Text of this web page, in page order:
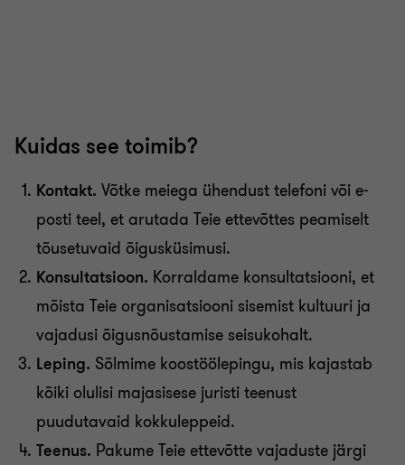
Kuidas see toimib?
Kontakt. Võtke meiega ühendust telefoni või e-
posti teel, et arutada Teie ettevõttes peamiselt
tõusetuvaid õigusküsimusi.
Konsultatsioon. Korraldame konsultatsiooni, et
mõista Teie organisatsiooni sisemist kultuuri ja
vajadusi õigusnõustamise seisukohalt.
Leping. Sõlmime koostöölepingu, mis kajastab
kõiki olulisi majasisese juristi teenust
puudutavaid kokkuleppeid.
Teenus. Pakume Teie ettevõtte vajaduste järgi